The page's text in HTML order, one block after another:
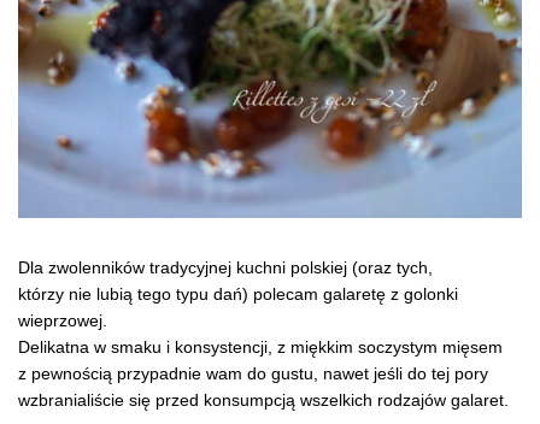
Dla zwolenników tradycyjnej kuchni polskiej (oraz tych,
którzy nie lubią tego typu dań) polecam galaretę z golonki
wieprzowej.
Delikatna w smaku i konsystencji, z miękkim soczystym mięsem
z pewnością przypadnie wam do gustu, nawet jeśli do tej pory
wzbranialiście się przed konsumpcją wszelkich rodzajów galaret.